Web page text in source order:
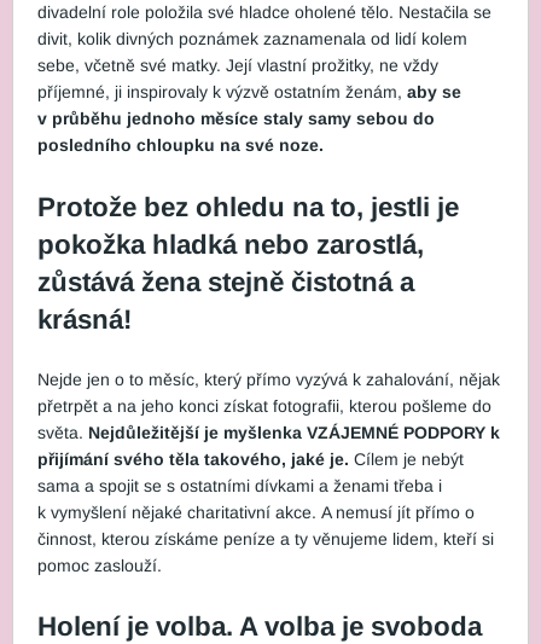
divadelní role položila své hladce oholené tělo. Nestačila se
divit, kolik divných poznámek zaznamenala od lidí kolem
sebe, včetně své matky. Její vlastní prožitky, ne vždy
příjemné, ji inspirovaly k výzvě ostatním ženám, aby se
v průběhu jednoho měsíce staly samy sebou do
posledního chloupku na své noze.
Protože bez ohledu na to, jestli je
pokožka hladká nebo zarostlá,
zůstává žena stejně čistotná a
krásná!
Nejde jen o to měsíc, který přímo vyzývá k zahalování, nějak
přetrpět a na jeho konci získat fotografii, kterou pošleme do
světa. Nejdůležitější je myšlenka VZÁJEMNÉ PODPORY k
přijímání svého těla takového, jaké je. Cílem je nebýt
sama a spojit se s ostatními dívkami a ženami třeba i
k vymyšlení nějaké charitativní akce. A nemusí jít přímo o
činnost, kterou získáme peníze a ty věnujeme lidem, kteří si
pomoc zaslouží.
Holení je volba. A volba je svoboda